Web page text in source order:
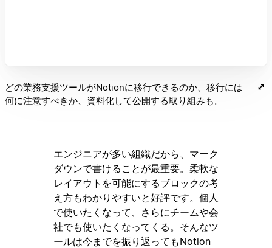
どの業務支援ツールがNotionに移行できるのか、移行には
何に注意すべきか、資料化して公開する取り組みも。
エンジニアが多い組織だから、マーク
ダウンで書けることが最重要。柔軟な
レイアウトを可能にするブロックの考
え方もわかりやすいと好評です。個人
で使いたくなって、さらにチームや会
社でも使いたくなってくる。そんなツ
ールは今までを振り返ってもNotion